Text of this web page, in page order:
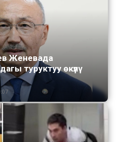
Женевада
туруктуу өкүлү